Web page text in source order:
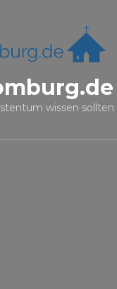
wissen sollten